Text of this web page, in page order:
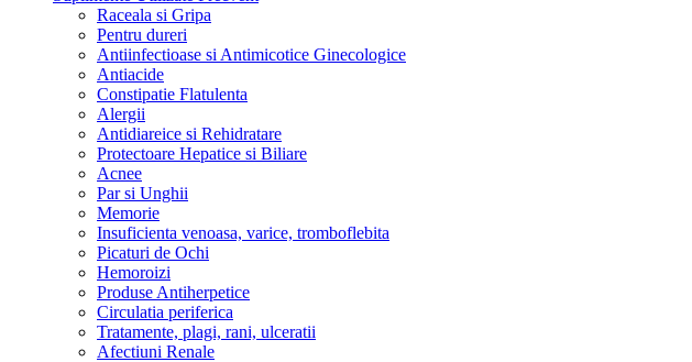
Raceala si Gripa
Pentru dureri
Antiinfectioase si Antimicotice Ginecologice
Antiacide
Constipatie Flatulenta
Alergii
Antidiareice si Rehidratare
Protectoare Hepatice si Biliare
Acnee
Par si Unghii
Memorie
Insuficienta venoasa, varice, tromboflebita
Picaturi de Ochi
Hemoroizi
Produse Antiherpetice
Circulatia periferica
Tratamente, plagi, rani, ulceratii
Afectiuni Renale